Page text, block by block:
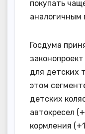
покупать
аналогичным
Госдума
для детских
этом
детских
автокресел
кормления